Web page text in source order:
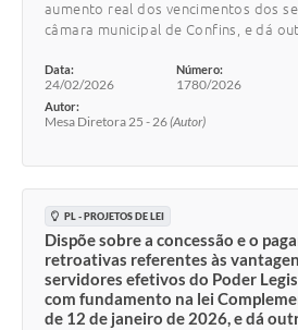
aumento real dos vencimentos dos
câmara municipal de Confins, e dá
Data:
24/02/2026
Número:
1780/2026
Autor:
Mesa Diretora 25 - 26(Autor)
PL - PROJETOS DE LEI
Dispõe sobre a concessão e o
retroativas referentes às
servidores efetivos do Poder
com fundamento na lei
de 12 de janeiro de 2026, e dá